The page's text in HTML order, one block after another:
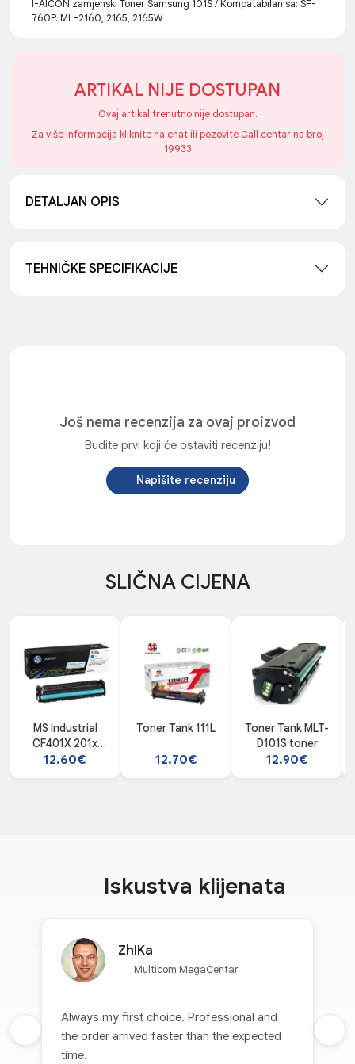
I-AICON zamjenski Toner Samsung 101S / Kompatabilan sa: SF-
760P. ML-2160, 2165, 2165W
ARTIKAL NIJE DOSTUPAN
Ovaj artikal trenutno nije dostupan.
Za više informacija kliknite na chat ili pozovite Call centar na broj
19933
DETALJAN OPIS
TEHNIČKE SPECIFIKACIJE
Još nema recenzija za ovaj proizvod
Budite prvi koji će ostaviti recenziju!
Napišite recenziju
SLIČNA CIJENA
MS Industrial
CF401X 201x
Cyan
12.60€
Toner Tank 111L
12.70€
Toner Tank MLT-
D101S toner
12.90€
Iskustva klijenata
ZhIKa
Multicom MegaCentar
Always my first choice. Professional and
the order arrived faster than the expected
time.
Prethodna recenzija